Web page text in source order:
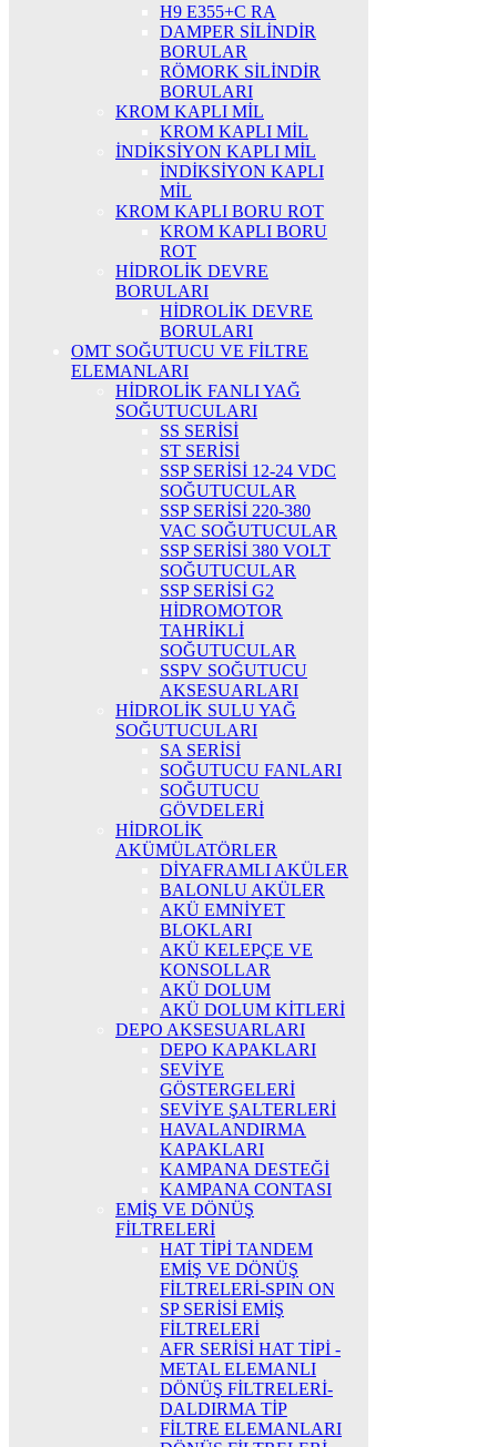
H9 E355+C RA
DAMPER SİLİNDİR
BORULAR
RÖMORK SİLİNDİR
BORULARI
KROM KAPLI MİL
KROM KAPLI MİL
İNDİKSİYON KAPLI MİL
İNDİKSİYON KAPLI
MİL
KROM KAPLI BORU ROT
KROM KAPLI BORU
ROT
HİDROLİK DEVRE
BORULARI
HİDROLİK DEVRE
BORULARI
OMT SOĞUTUCU VE FİLTRE
ELEMANLARI
HİDROLİK FANLI YAĞ
SOĞUTUCULARI
SS SERİSİ
ST SERİSİ
SSP SERİSİ 12-24 VDC
SOĞUTUCULAR
SSP SERİSİ 220-380
VAC SOĞUTUCULAR
SSP SERİSİ 380 VOLT
SOĞUTUCULAR
SSP SERİSİ G2
HİDROMOTOR
TAHRİKLİ
SOĞUTUCULAR
SSPV SOĞUTUCU
AKSESUARLARI
HİDROLİK SULU YAĞ
SOĞUTUCULARI
SA SERİSİ
SOĞUTUCU FANLARI
SOĞUTUCU
GÖVDELERİ
HİDROLİK
AKÜMÜLATÖRLER
DİYAFRAMLI AKÜLER
BALONLU AKÜLER
AKÜ EMNİYET
BLOKLARI
AKÜ KELEPÇE VE
KONSOLLAR
AKÜ DOLUM
AKÜ DOLUM KİTLERİ
DEPO AKSESUARLARI
DEPO KAPAKLARI
SEVİYE
GÖSTERGELERİ
SEVİYE ŞALTERLERİ
HAVALANDIRMA
KAPAKLARI
KAMPANA DESTEĞİ
KAMPANA CONTASI
EMİŞ VE DÖNÜŞ
FİLTRELERİ
HAT TİPİ TANDEM
EMİŞ VE DÖNÜŞ
FİLTRELERİ-SPIN ON
SP SERİSİ EMİŞ
FİLTRELERİ
AFR SERİSİ HAT TİPİ -
METAL ELEMANLI
DÖNÜŞ FİLTRELERİ-
DALDIRMA TİP
FİLTRE ELEMANLARI